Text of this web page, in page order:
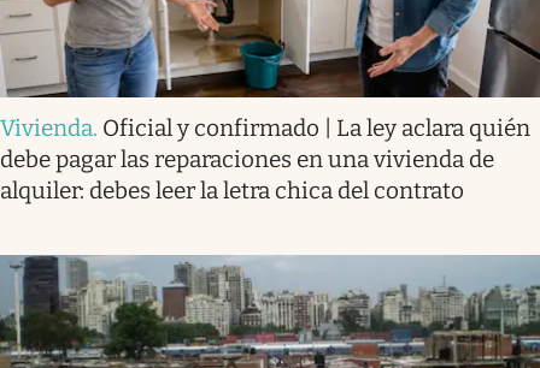
Vivienda. Oficial y confirmado | La ley aclara quién
debe pagar las reparaciones en una vivienda de
alquiler: debes leer la letra chica del contrato